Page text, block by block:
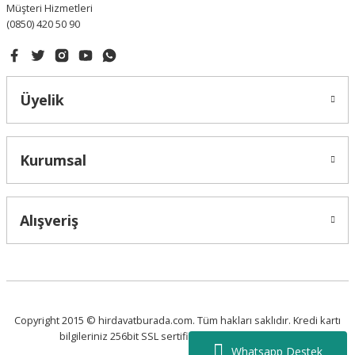
Whatsapp Destek
Müşteri Hizmetleri
(0850) 420 50 90
Üyelik
Kurumsal
Alışveriş
Copyright 2015 © hirdavatburada.com. Tüm hakları saklıdır. Kredi kartı
bilgileriniz 256bit SSL sertifikası ile korunmaktadır.